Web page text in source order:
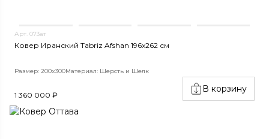
Арт. 073ат
Ковер Иранский Tabriz Afshan 196x262 см
Размер: 200x300Материал: Шерсть и Шелк
1 360 000 ₽
В корзину